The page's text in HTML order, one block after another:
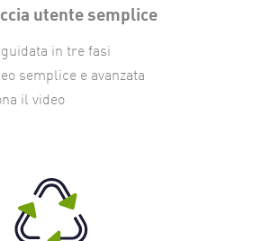
utente semplice
in tre fasi
semplice e avanzata
il video